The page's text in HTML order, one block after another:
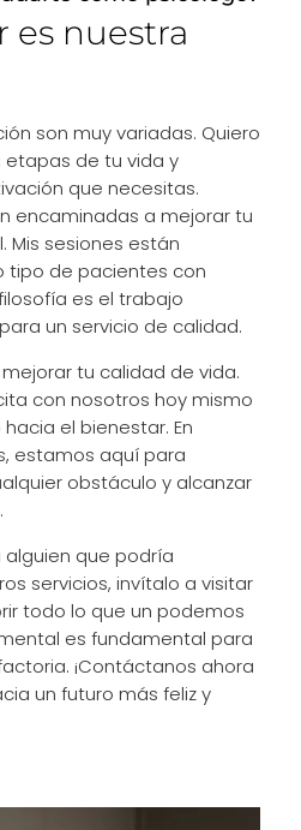
es nuestra
son muy variadas. Quiero
de tu vida y
que necesitas.
encaminadas a mejorar tu
Mis sesiones están
tipo de pacientes con
es el trabajo
un servicio de calidad.
tu calidad de vida.
con nosotros hoy mismo
el bienestar. En
estamos aquí para
obstáculo y alcanzar
que podría
servicios, invítalo a visitar
todo lo que un podemos
es fundamental para
¡Contáctanos ahora
un futuro más feliz y